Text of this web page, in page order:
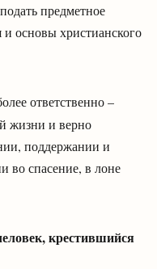
предметное
и основы христианского
ответственно –
жизни и верно
поддержании и
во спасение, в лоне
крестившийся